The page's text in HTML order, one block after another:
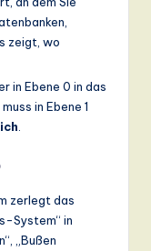
zeigt, wo
in Ebene 0 in das
in Ebene 1
zerlegt das
System“ in
„Bußen